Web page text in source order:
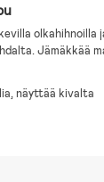
olkahihnoilla
Jämäkkää
näyttää kivalta